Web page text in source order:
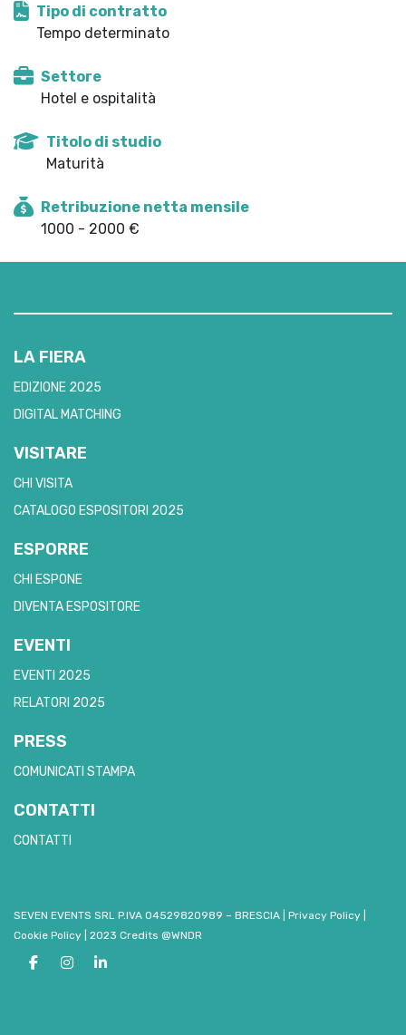
Tipo di contratto
Tempo determinato
Settore
Hotel e ospitalità
Titolo di studio
Maturità
Retribuzione netta mensile
1000 - 2000 €
LA FIERA
EDIZIONE 2025
DIGITAL MATCHING
VISITARE
CHI VISITA
CATALOGO ESPOSITORI 2025
ESPORRE
CHI ESPONE
DIVENTA ESPOSITORE
EVENTI
EVENTI 2025
RELATORI 2025
PRESS
COMUNICATI STAMPA
CONTATTI
CONTATTI
SEVEN EVENTS SRL P.IVA 04529820989 – BRESCIA Privacy Policy
Cookie Policy
2023 Credits @WNDR